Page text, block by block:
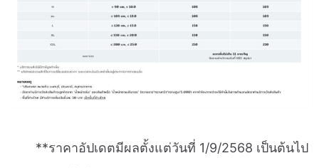
**ราคาอัปเดตมีผลตั้งแต่วันที่ 1/9/2568 เป็นต้นไป